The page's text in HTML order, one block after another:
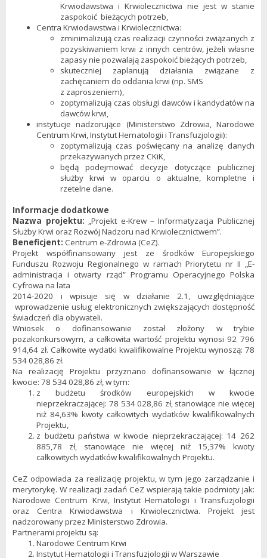
Krwiodawstwa i Krwiolecznictwa nie jest w stanie
zaspokoić bieżących potrzeb,
Centra Krwiodawstwa i Krwiolecznictwa:
zminimalizują czas realizacji czynności związanych z
pozyskiwaniem krwi z innych centrów, jeżeli własne
zapasy nie pozwalają zaspokoić bieżących potrzeb,
skuteczniej zaplanują działania związane z
zachęcaniem do oddania krwi (np. SMS
z zaproszeniem),
zoptymalizują czas obsługi dawców i kandydatów na
dawców krwi,
instytucje nadzorujące (Ministerstwo Zdrowia, Narodowe
Centrum Krwi, Instytut Hematologii i Transfuzjologii):
zoptymalizują czas poświęcany na analizę danych
przekazywanych przez CKiK,
będą podejmować decyzje dotyczące publicznej
służby krwi w oparciu o aktualne, kompletne i
rzetelne dane.
Informacje dodatkowe
Nazwa projektu: „Projekt e-Krew – Informatyzacja Publicznej
Służby Krwi oraz Rozwój Nadzoru nad Krwiolecznictwem”.
Beneficjent:Centrum e-Zdrowia (CeZ).
Projekt współfinansowany jest ze środków Europejskiego
Funduszu Rozwoju Regionalnego w ramach Priorytetu nr II „E-
administracja i otwarty rząd” Programu Operacyjnego Polska
Cyfrowa na lata
2014-2020 i wpisuje się w działanie 2.1, uwzględniające
wprowadzenie usług elektronicznych zwiększających dostępność
świadczeń dla obywateli.
Wniosek o dofinansowanie został złożony w trybie
pozakonkursowym, a całkowita wartość projektu wynosi 92 796
914,64 zł. Całkowite wydatki kwalifikowalne Projektu wynoszą: 78
534 028,86 zł.
Na realizację Projektu przyznano dofinansowanie w łącznej
kwocie: 78 534 028,86 zł, w tym:
z budżetu środków europejskich w kwocie
nieprzekraczającej: 78 534 028,86 zł, stanowiące nie więcej
niż 84,63% kwoty całkowitych wydatków kwalifikowalnych
Projektu,
z budżetu państwa w kwocie nieprzekraczającej: 14 262
885,78 zł, stanowiące nie więcej niż 15,37% kwoty
całkowitych wydatków kwalifikowalnych Projektu.
CeZ odpowiada za realizację projektu, w tym jego zarządzanie i
merytorykę. W realizacji zadań CeZ wspierają takie podmioty jak:
Narodowe Centrum Krwi, Instytut Hematologii i Transfuzjologii
oraz Centra Krwiodawstwa i Krwiolecznictwa. Projekt jest
nadzorowany przez Ministerstwo Zdrowia.
Partnerami projektu są:
Narodowe Centrum Krwi
Instytut Hematologii i Transfuzjologii w Warszawie